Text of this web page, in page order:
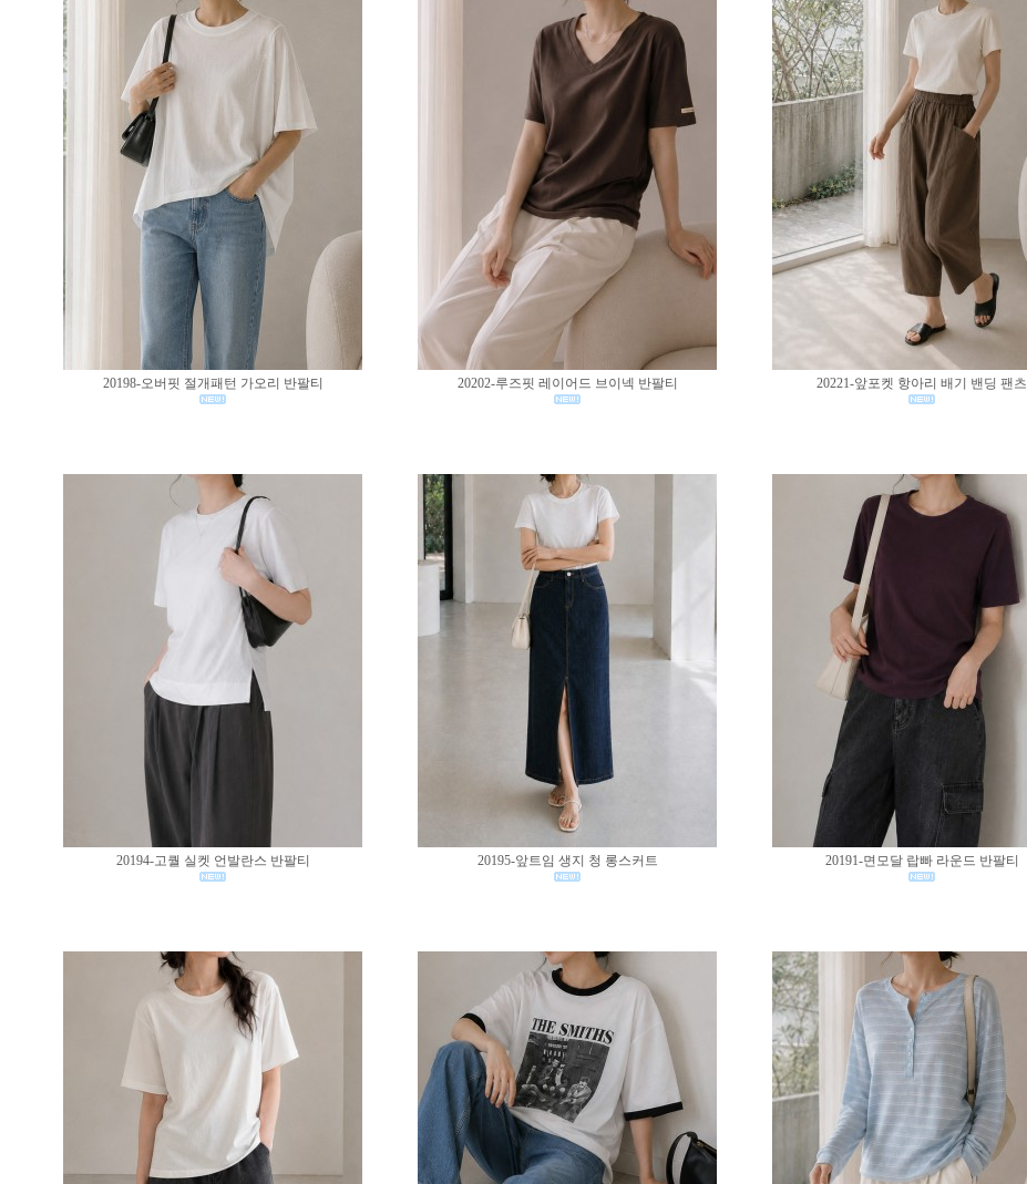
20198-오버핏 절개패턴 가오리 반팔티 20202-루즈핏 레이어드 브이넥 반팔티 20221-앞포켓 항아리 배기 밴딩 팬츠
20194-고퀄 실켓 언발란스 반팔티 20195-앞트임 생지 청 롱스커트 20191-면모달 랍빠 라운드 반팔티